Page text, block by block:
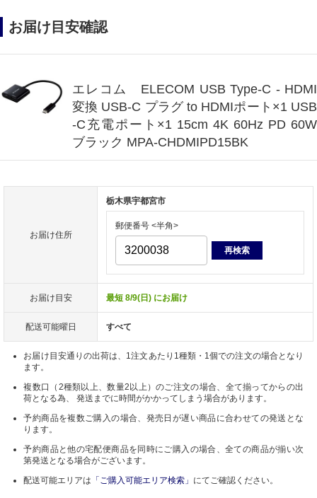
お届け目安確認
エレコム ELECOM USB Type-C - HDMI
変換 USB-C プラグ to HDMIポート×1 USB
-C充電ポート×1 15cm 4K 60Hz PD 60W
ブラック MPA-CHDMIPD15BK
お届け住所
栃木県宇都宮市
郵便番号 <半角>
再検索
お届け目安 最短 8/9(日) にお届け
配送可能曜日 すべて
お届け目安通りの出荷は、1注文あたり1種類・1個での注文の場合となり
ます。
複数口（2種類以上、数量2以上）のご注文の場合、全て揃ってからの出
荷となる為、 発送までに時間がかかってしまう場合があります。
予約商品を複数ご購入の場合、発売日が遅い商品に合わせての発送とな
ります。
予約商品と他の宅配便商品を同時にご購入の場合、全ての商品が揃い次
第発送となる場合がございます。
配送可能エリアは 「ご購入可能エリア検索」 にてご確認ください。